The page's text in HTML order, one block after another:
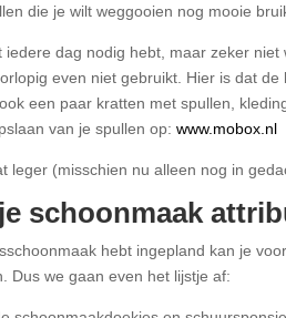
die je wilt weggooien nog mooie
iedere dag nodig hebt, maar zeker
even niet gebruikt. Hier is dat
een paar kratten met spullen,
van je spullen op:www.mobox.nl
leger (misschien nu alleen nog in
schoonmaak
hebt ingepland kan je
Dus we gaan even het lijstje af: